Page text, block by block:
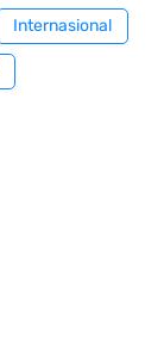
Internasional